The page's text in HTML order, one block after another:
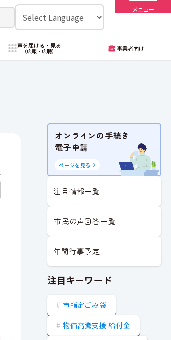
メニュー
声を届ける・見る
（広報・広聴） 事業者向け
オンラインの手続き
電子申請
ページを見る
注目情報一覧
市民の声回答一覧
年間行事予定
注目キーワード
市指定ごみ袋
物価高騰支援 給付金